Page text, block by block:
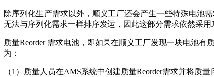
除序列化生产需求以外，顺义工厂还会产生一些特殊电池
无法与序列化需求一样排序发运，因此这部分需求依然采用
质量Reorder 需求电池，即如果在顺义工厂发现一块电池
为：
（1）质量人员在AMS系统中创建质量Reorder需求并将质量